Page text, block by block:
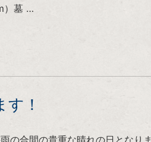
）墓 …
！
の合間の貴重な晴れの日となりま